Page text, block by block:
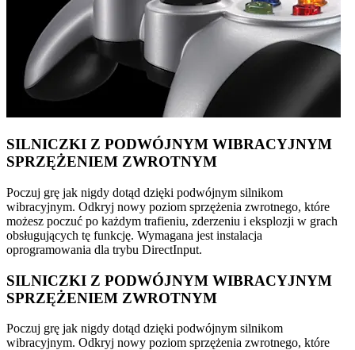
SILNICZKI Z PODWÓJNYM WIBRACYJNYM
SPRZĘŻENIEM ZWROTNYM
Poczuj grę jak nigdy dotąd dzięki podwójnym silnikom
wibracyjnym. Odkryj nowy poziom sprzężenia zwrotnego, które
możesz poczuć po każdym trafieniu, zderzeniu i eksplozji w grach
obsługujących tę funkcję. Wymagana jest instalacja
oprogramowania dla trybu DirectInput.
SILNICZKI Z PODWÓJNYM WIBRACYJNYM
SPRZĘŻENIEM ZWROTNYM
Poczuj grę jak nigdy dotąd dzięki podwójnym silnikom
wibracyjnym. Odkryj nowy poziom sprzężenia zwrotnego, które